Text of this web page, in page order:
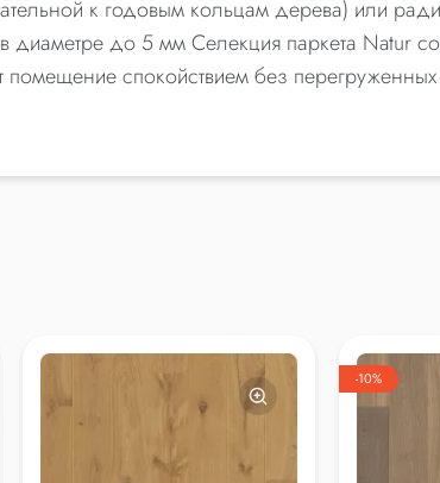
к годовым кольцам дерева) или
до 5 мм Селекция паркета Natur
спокойствием без перегруженных
-10%